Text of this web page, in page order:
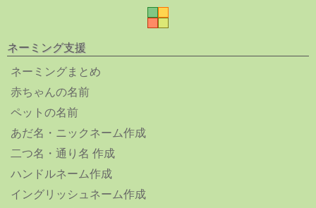
ネーミング支援
ネーミングまとめ
赤ちゃんの名前
ペットの名前
あだ名・ニックネーム作成
二つ名・通り名 作成
ハンドルネーム作成
イングリッシュネーム作成